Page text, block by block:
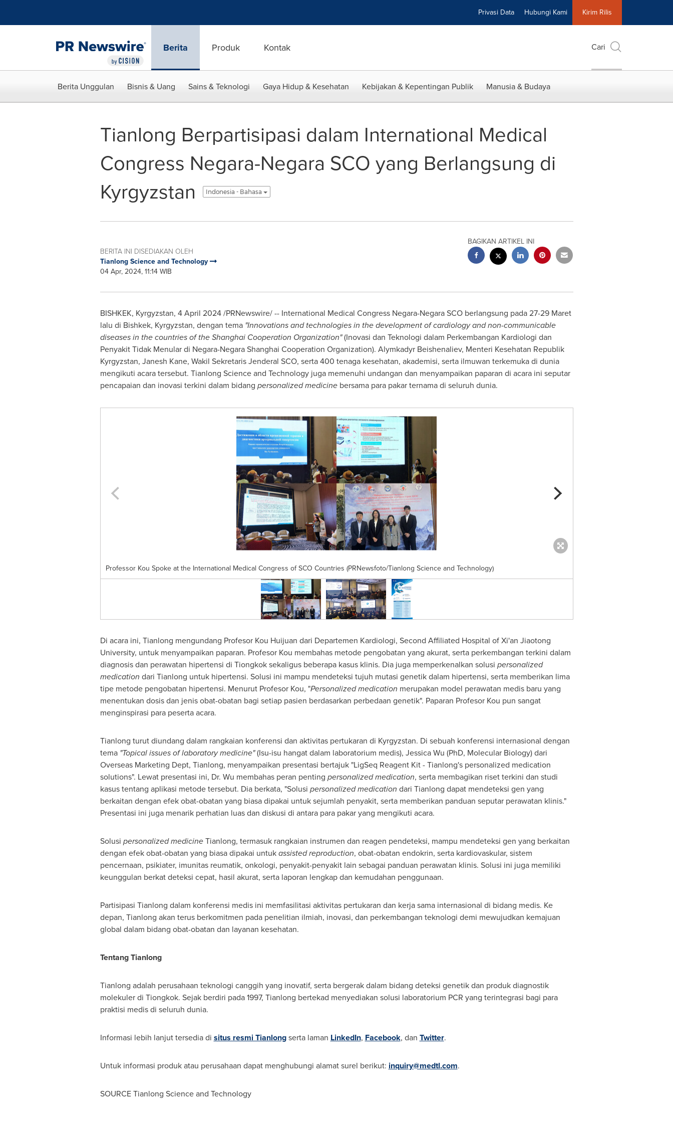
Privasi Data Hubungi Kami Kirim Rilis
Berita Produk Kontak Cari
Berita Unggulan Bisnis & Uang Sains & Teknologi Gaya Hidup & Kesehatan Kebijakan & Kepentingan Publik Manusia & Budaya
Tianlong Berpartisipasi dalam International Medical
Congress Negara-Negara SCO yang Berlangsung di
Kyrgyzstan
Indonesia - Bahasa
BERITA INI DISEDIAKAN OLEH
Tianlong Science and Technology
04 Apr, 2024, 11:14 WIB
BAGIKAN ARTIKEL INI
BISHKEK, Kyrgyzstan, 4 April 2024/PRNewswire/ -- International Medical Congress Negara-Negara SCO berlangsung pada 27-29 Maret
lalu di Bishkek, Kyrgyzstan, dengan tema "Innovations and technologies in the development of cardiology and non-communicable
diseases in the countries of the Shanghai Cooperation Organization"(Inovasi dan Teknologi dalam Perkembangan Kardiologi dan
Penyakit Tidak Menular di Negara-Negara Shanghai Cooperation Organization). Alymkadyr Beishenaliev, Menteri Kesehatan Republik
Kyrgyzstan, Janesh Kane, Wakil Sekretaris Jenderal SCO, serta 400 tenaga kesehatan, akademisi, serta ilmuwan terkemuka di dunia
mengikuti acara tersebut. Tianlong Science and Technology juga memenuhi undangan dan menyampaikan paparan di acara ini seputar
pencapaian dan inovasi terkini dalam bidang personalized medicinebersama para pakar ternama di seluruh dunia.
Professor Kou Spoke at the International Medical Congress of SCO Countries (PRNewsfoto/Tianlong Science and Technology)
Di acara ini, Tianlong mengundang Profesor Kou Huijuan dari Departemen Kardiologi, Second Affiliated Hospital of Xi'an Jiaotong
University, untuk menyampaikan paparan. Profesor Kou membahas metode pengobatan yang akurat, serta perkembangan terkini dalam
diagnosis dan perawatan hipertensi di Tiongkok sekaligus beberapa kasus klinis. Dia juga memperkenalkan solusi personalized
medication dari Tianlong untuk hipertensi. Solusi ini mampu mendeteksi tujuh mutasi genetik dalam hipertensi, serta memberikan lima
tipe metode pengobatan hipertensi. Menurut Profesor Kou, "Personalized medication merupakan model perawatan medis baru yang
menentukan dosis dan jenis obat-obatan bagi setiap pasien berdasarkan perbedaan genetik". Paparan Profesor Kou pun sangat
menginspirasi para peserta acara.
Tianlong turut diundang dalam rangkaian konferensi dan aktivitas pertukaran di Kyrgyzstan. Di sebuah konferensi internasional dengan
tema "Topical issues of laboratory medicine"(Isu-isu hangat dalam laboratorium medis), Jessica Wu (PhD, Molecular Biology) dari
Overseas Marketing Dept, Tianlong, menyampaikan presentasi bertajuk "LigSeq Reagent Kit - Tianlong's personalized medication
solutions". Lewat presentasi ini, Dr. Wu membahas peran penting personalized medication, serta membagikan riset terkini dan studi
kasus tentang aplikasi metode tersebut. Dia berkata, "Solusi personalized medication dari Tianlong dapat mendeteksi gen yang
berkaitan dengan efek obat-obatan yang biasa dipakai untuk sejumlah penyakit, serta memberikan panduan seputar perawatan klinis."
Presentasi ini juga menarik perhatian luas dan diskusi di antara para pakar yang mengikuti acara.
Solusi personalized medicineTianlong, termasuk rangkaian instrumen dan reagen pendeteksi, mampu mendeteksi gen yang berkaitan
dengan efek obat-obatan yang biasa dipakai untukassisted reproduction, obat-obatan endokrin, serta kardiovaskular, sistem
pencernaan, psikiater, imunitas reumatik, onkologi, penyakit-penyakit lain sebagai panduan perawatan klinis. Solusi ini juga memiliki
keunggulan berkat deteksi cepat, hasil akurat, serta laporan lengkap dan kemudahan penggunaan.
Partisipasi Tianlong dalam konferensi medis ini memfasilitasi aktivitas pertukaran dan kerja sama internasional di bidang medis. Ke
depan, Tianlong akan terus berkomitmen pada penelitian ilmiah, inovasi, dan perkembangan teknologi demi mewujudkan kemajuan
global dalam bidang obat-obatan dan layanan kesehatan.
TentangTianlong
Tianlong adalah perusahaan teknologi canggih yang inovatif, serta bergerak dalam bidang deteksi genetik dan produk diagnostik
molekuler di Tiongkok. Sejak berdiri pada 1997, Tianlong bertekad menyediakan solusi laboratorium PCR yang terintegrasi bagi para
praktisi medis di seluruh dunia.
Informasi lebih lanjut tersedia di situs resmi Tianlongserta laman LinkedIn, Facebook, dan Twitter.
Untuk informasi produk atau perusahaan dapat menghubungi alamat surel berikut: inquiry@medtl.com.
SOURCE Tianlong Science and Technology